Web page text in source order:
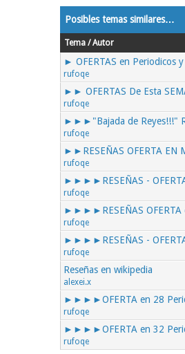
Posibles temas similares…
Tema / Autor
► OFERTAS en Periodicos
rufoqe
►► OFERTAS De Esta
rufoqe
►►►"Bajada de Reyes!!!"
rufoqe
►►RESEÑAS OFERTA EN
rufoqe
►►►►RESEÑAS -
rufoqe
►►►►RESEÑAS OFERTA
rufoqe
►►►►RESEÑAS -
rufoqe
Reseñas en wikipedia
alexei.x
►►►►OFERTA en 28
rufoqe
►►►►OFERTA en 32
rufoqe